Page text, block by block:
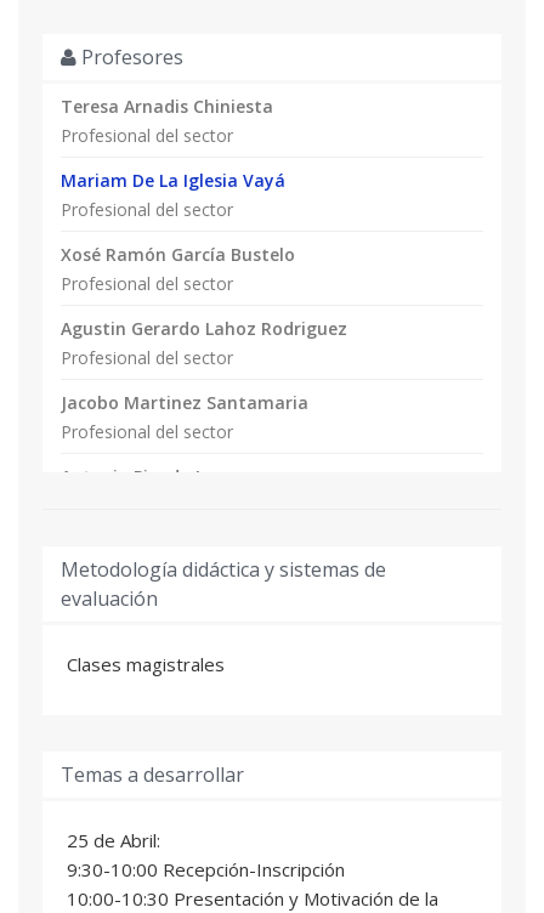
Profesores
Teresa Arnadis Chiniesta
Profesional del sector
Mariam De La Iglesia Vayá
Profesional del sector
Xosé Ramón García Bustelo
Profesional del sector
Agustin Gerardo Lahoz Rodriguez
Profesional del sector
Jacobo Martinez Santamaria
Profesional del sector
Antonio Pineda Lucena
Profesional del sector
Profesional del sector
Marta Hidalgo García
José Antonio López Guerrero
Profesional del sector
Metodología didáctica y sistemas de
evaluación
Clases magistrales
Temas a desarrollar
25 de Abril:
9:30-10:00 Recepción-Inscripción
10:00-10:30 Presentación y Motivación de la